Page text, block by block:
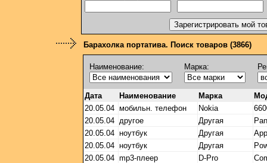
Барахолка портатива. Поиск товаров (3866)
Наименование: Марка:
Дата Наименование Марка
20.05.04 мобильн. телефон Nokia
20.05.04 другое Другая
20.05.04 ноутбук Другая
20.05.04 ноутбук Другая
20.05.04 mp3-плеер D-Pro